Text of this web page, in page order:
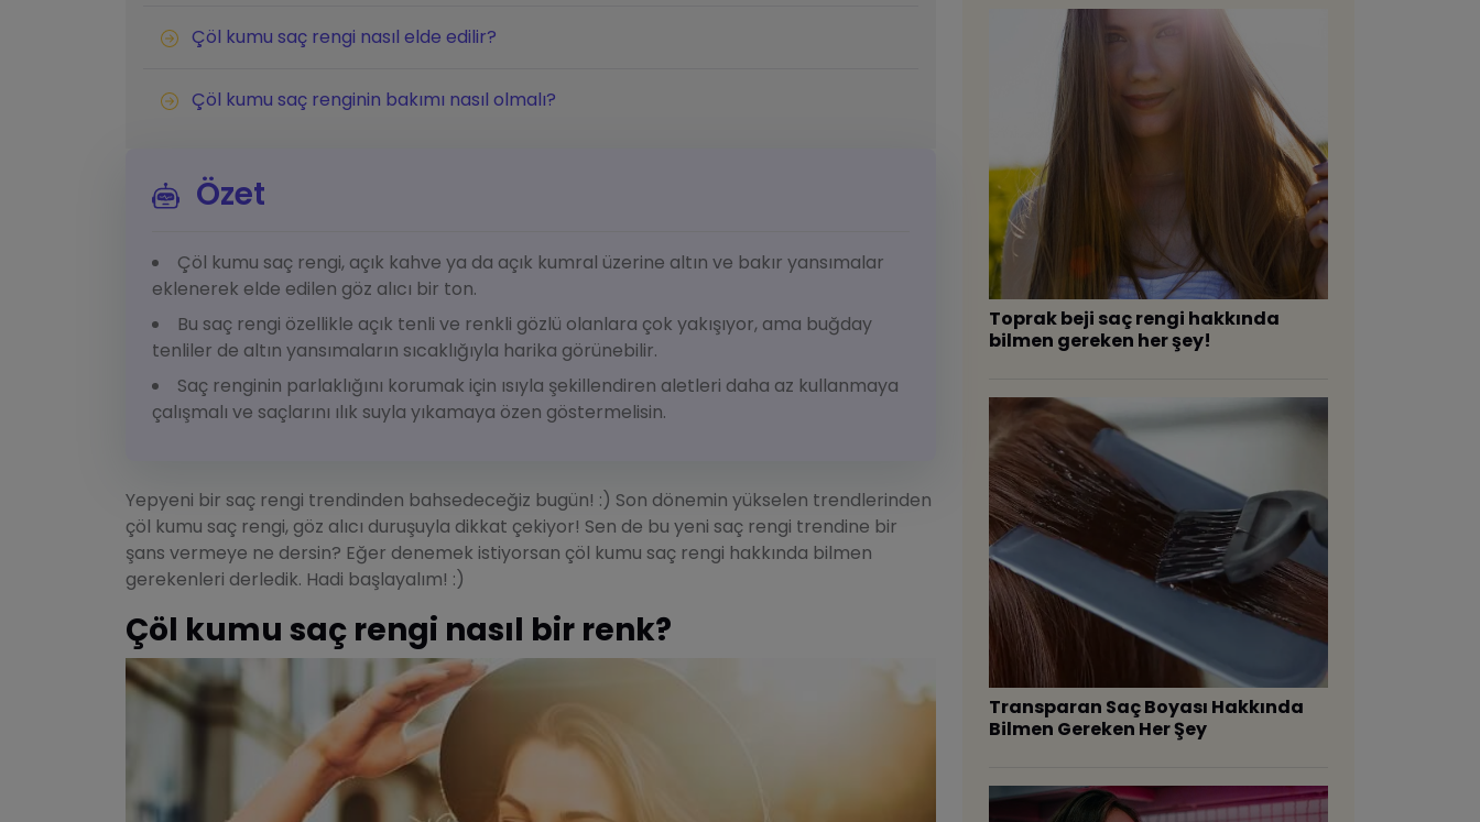
Çöl kumu saç rengi nasıl elde edilir?
Çöl kumu saç renginin bakımı nasıl olmalı?
Özet
Çöl kumu saç rengi, açık kahve ya da açık kumral üzerine altın ve bakır yansımalar
eklenerek elde edilen göz alıcı bir ton.
Bu saç rengi özellikle açık tenli ve renkli gözlü olanlara çok yakışıyor, ama buğday
tenliler de altın yansımaların sıcaklığıyla harika görünebilir.
Saç renginin parlaklığını korumak için ısıyla şekillendiren aletleri daha az kullanmaya
çalışmalı ve saçlarını ılık suyla yıkamaya özen göstermelisin.
Yepyeni bir saç rengi trendinden bahsedeceğiz bugün! :) Son dönemin yükselen trendlerinden
çöl kumu saç rengi, göz alıcı duruşuyla dikkat çekiyor! Sen de bu yeni saç rengi trendine bir
şans vermeye ne dersin? Eğer denemek istiyorsan çöl kumu saç rengi hakkında bilmen
gerekenleri derledik. Hadi başlayalım! :)
Çöl kumu saç rengi nasıl bir renk?
Toprak beji saç rengi hakkında
bilmen gereken her şey!
Transparan Saç Boyası Hakkında
Bilmen Gereken Her Şey